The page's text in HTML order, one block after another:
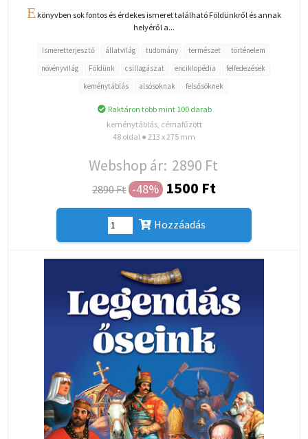
E könyvben sok fontos és érdekes ismeret található Földünkről és annak
helyéről a...
Ismeretterjesztő állatvilág tudomány természet
történelem
növényvilág
Földünk csillagászat enciklopédia
felfedezések
keménytáblás
alsósoknak felsősöknek
Raktáron több mint 100 darab
keménytáblás, cérnafűzött
48 oldal ● 213 x 275 mm
Webshop ár: 2890 Ft
2890 Ft -48% 1500 Ft
Hozzáadás